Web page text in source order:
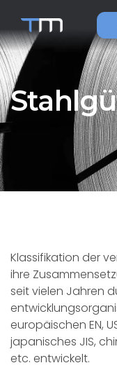
Klassifikation der
ihre
seit vielen Jahren
europäischen EN,
japanisches JIS,
etc. entwickelt.